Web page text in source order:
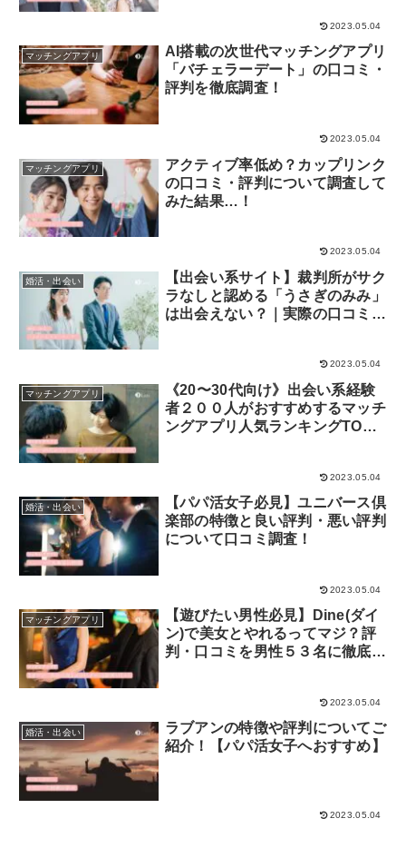
2023.05.04
マッチングアプリ
AI搭載の次世代マッチングアプリ
「バチェラーデート」の口コミ・
評判を徹底調査！
2023.05.04
マッチングアプリ
アクティブ率低め？カップリンク
の口コミ・評判について調査して
みた結果…！
2023.05.04
婚活・出会い
【出会い系サイト】裁判所がサク
ラなしと認める「うさぎのみみ」
は出会えない？｜実際の口コミ・
2023.05.04
マッチングアプリ
《20〜30代向け》出会い系経験
者２００人がおすすめするマッチ
ングアプリ人気ランキングTOP
2023.05.04
婚活・出会い
【パパ活女子必見】ユニバース倶
楽部の特徴と良い評判・悪い評判
について口コミ調査！
2023.05.04
マッチングアプリ
【遊びたい男性必見】Dine(ダイ
ン)で美女とやれるってマジ？評
判・口コミを男性５３名に徹底調
2023.05.04
婚活・出会い
ラブアンの特徴や評判についてご
紹介！【パパ活女子へおすすめ】
2023.05.04